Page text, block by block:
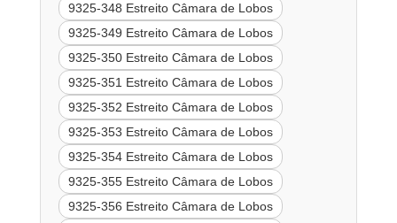
9325-348 Estreito Câmara de Lobos
9325-349 Estreito Câmara de Lobos
9325-350 Estreito Câmara de Lobos
9325-351 Estreito Câmara de Lobos
9325-352 Estreito Câmara de Lobos
9325-353 Estreito Câmara de Lobos
9325-354 Estreito Câmara de Lobos
9325-355 Estreito Câmara de Lobos
9325-356 Estreito Câmara de Lobos